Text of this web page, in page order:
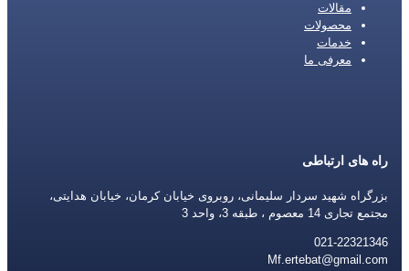
مقالات
محصولات
خدمات
معرفی ما
راه های ارتباطی
بزرگراه شهید سردار سلیمانی، روبروی خیابان کرمان، خیابان هدایتی،
مجتمع تجاری 14 معصوم ، طبقه 3، واحد 3
021-22321346
Mf.ertebat@gmail.com